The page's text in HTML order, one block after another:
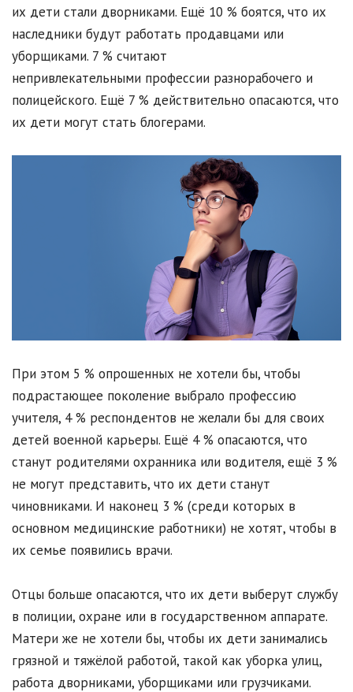
их дети стали дворниками. Ещё 10 % боятся, что их
наследники будут работать продавцами или
уборщиками. 7 % считают
непривлекательными профессии разнорабочего и
полицейского. Ещё 7 % действительно опасаются, что
их дети могут стать блогерами.
При этом 5 % опрошенных не хотели бы, чтобы
подрастающее поколение выбрало профессию
учителя, 4 % респондентов не желали бы для своих
детей военной карьеры. Ещё 4 % опасаются, что
станут родителями охранника или водителя, ещё 3 %
не могут представить, что их дети станут
чиновниками. И наконец 3 % (среди которых в
основном медицинские работники) не хотят, чтобы в
их семье появились врачи.
Отцы больше опасаются, что их дети выберут службу
в полиции, охране или в государственном аппарате.
Матери же не хотели бы, чтобы их дети занимались
грязной и тяжёлой работой, такой как уборка улиц,
работа дворниками, уборщиками или грузчиками.